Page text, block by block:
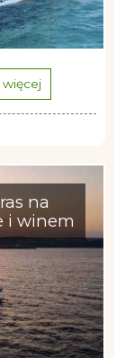
na
i winem